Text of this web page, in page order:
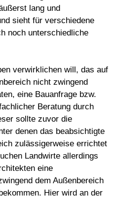
lang und
sieht für verschiedene
noch unterschiedliche
verwirklichen will, das auf
nicht zwingend
eine Bauanfrage bzw.
Beratung durch
sollte zuvor die
denen das beabsichtigte
zulässigerweise errichtet
Landwirte allerdings
eine
dem Außenbereich
Hier wird an der